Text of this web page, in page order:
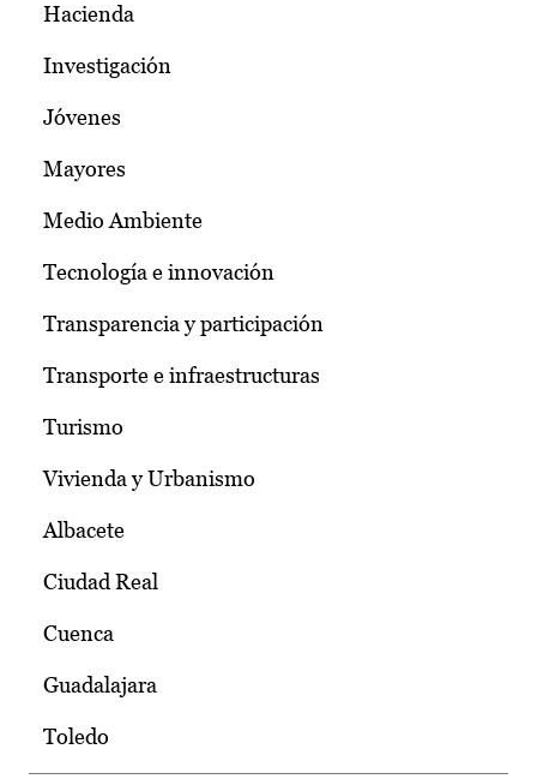
Hacienda
Investigación
Jóvenes
Mayores
Medio Ambiente
Tecnología e innovación
Transparencia y participación
Transporte e infraestructuras
Turismo
Vivienda y Urbanismo
Albacete
Ciudad Real
Cuenca
Guadalajara
Toledo